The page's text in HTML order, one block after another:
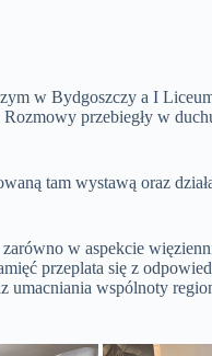
w Bydgoszczy a I
przebiegły w
tam wystawą oraz
w aspekcie
przeplata się z
umacniania wspólnoty